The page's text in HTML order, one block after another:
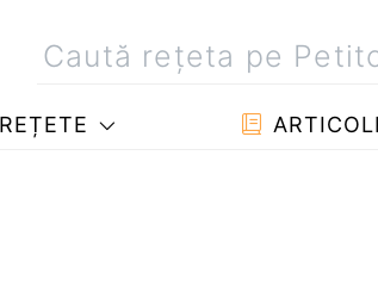
REȚETE